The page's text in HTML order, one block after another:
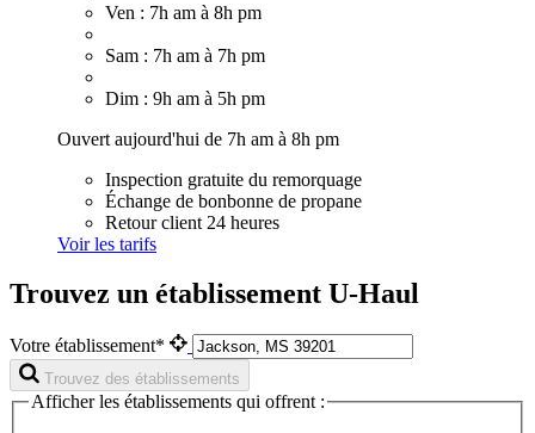
Ven : 7h am à 8h pm
Sam : 7h am à 7h pm
Dim : 9h am à 5h pm
Ouvert aujourd'hui de 7h am à 8h pm
Inspection gratuite du remorquage
Échange de bonbonne de propane
Retour client 24 heures
Voir les tarifs
Trouvez un établissement U-Haul
Votre établissement*
Trouvez des établissements
Afficher les établissements qui offrent :